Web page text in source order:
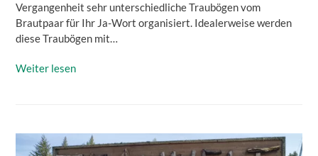
Vergangenheit sehr unterschiedliche Traubögen vom
Brautpaar für Ihr Ja-Wort organisiert. Idealerweise werden
diese Traubögen mit…
Weiter lesen